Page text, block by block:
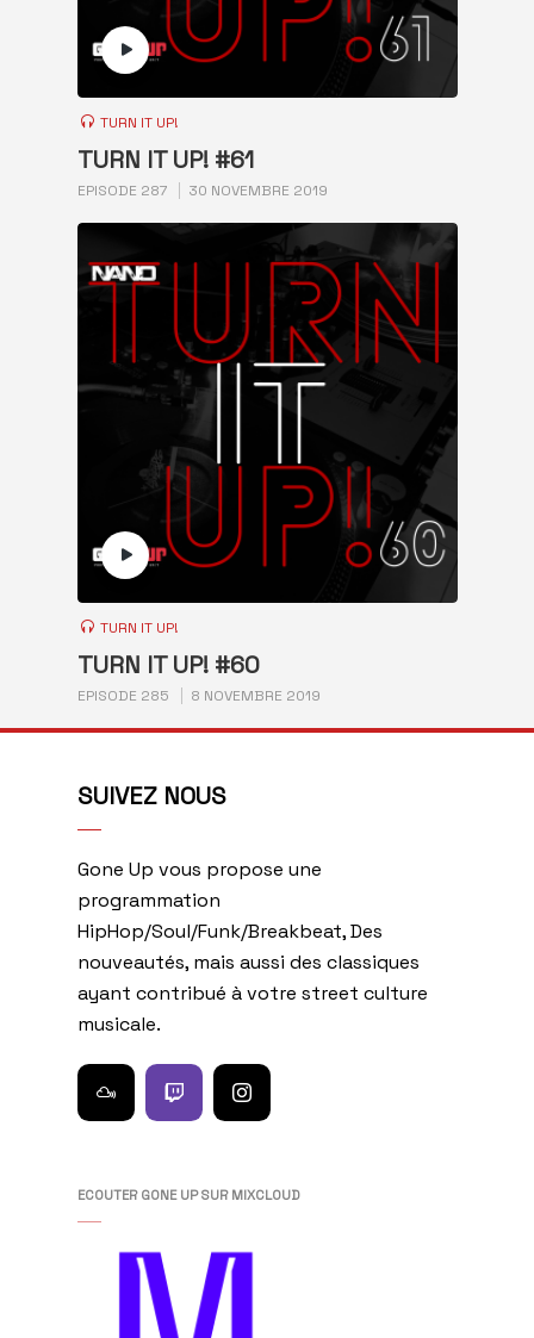
TURN IT UP!
TURN IT UP! #61
EPISODE 287 30 NOVEMBRE 2019
TURN IT UP!
TURN IT UP! #60
EPISODE 285 8 NOVEMBRE 2019
SUIVEZ NOUS
Gone Up vous propose une
programmation
HipHop/Soul/Funk/Breakbeat, Des
nouveautés, mais aussi des classiques
ayant contribué à votre street culture
musicale.
ECOUTER GONE UP SUR MIXCLOUD